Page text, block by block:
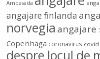
Ambasada
angajare finlanda
norvegia angajare
Copenhaga coronavirus covid
despre locul de